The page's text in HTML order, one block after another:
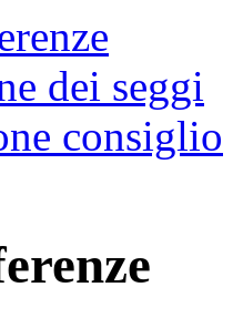
dei seggi
consiglio